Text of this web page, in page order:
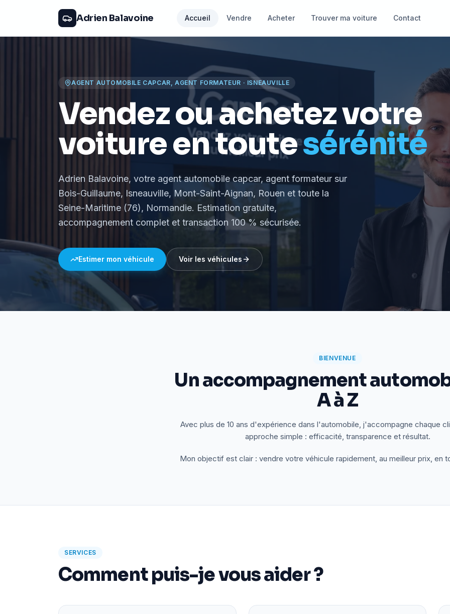
Adrien Balavoine Accueil Vendre Acheter Trouver ma voiture Contact
AGENT AUTOMOBILE CAPCAR, AGENT FORMATEUR · ISNEAUVILLE
Vendez ou achetez votre
voiture en toutesérénité
Adrien Balavoine, votre agent automobile capcar, agent formateur sur
Bois-Guillaume, Isneauville, Mont-Saint-Aignan, Rouen et toute la
Seine-Maritime (76), Normandie. Estimation gratuite,
accompagnement complet et transaction 100 % sécurisée.
Estimer mon véhicule Voir les véhicules
BIENVENUE
Un accompagnement
A à Z
Avec plus de 10 ans d'expérience dans l'automobile, j'accompagne chaque
approche simple : efficacité, transparence et résultat.
Mon objectif est clair : vendre votre véhicule rapidement, au meilleur prix, en
SERVICES
Comment puis-je vous aider ?